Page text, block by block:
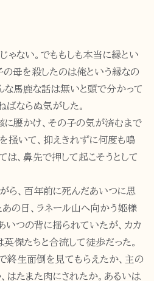
ない。でももしも本当に縁とい
の母を殺したのは俺という縁なの
な馬鹿な話は無いと頭で分かって
ばならぬ気がした。
に腰かけ、その子の気が済むまで
掻いて、抑えきれずに何度も鳴
は、鼻先で押して起こそうとして
ら、百年前に死んだあいつに思
の日、ラネール山へ向かう姫様
いつの背に揺られていたが、カカ
英傑たちと合流して徒歩だった。
終生面倒を見てもらえたか、主の
はたまた肉にされたか。あるいは